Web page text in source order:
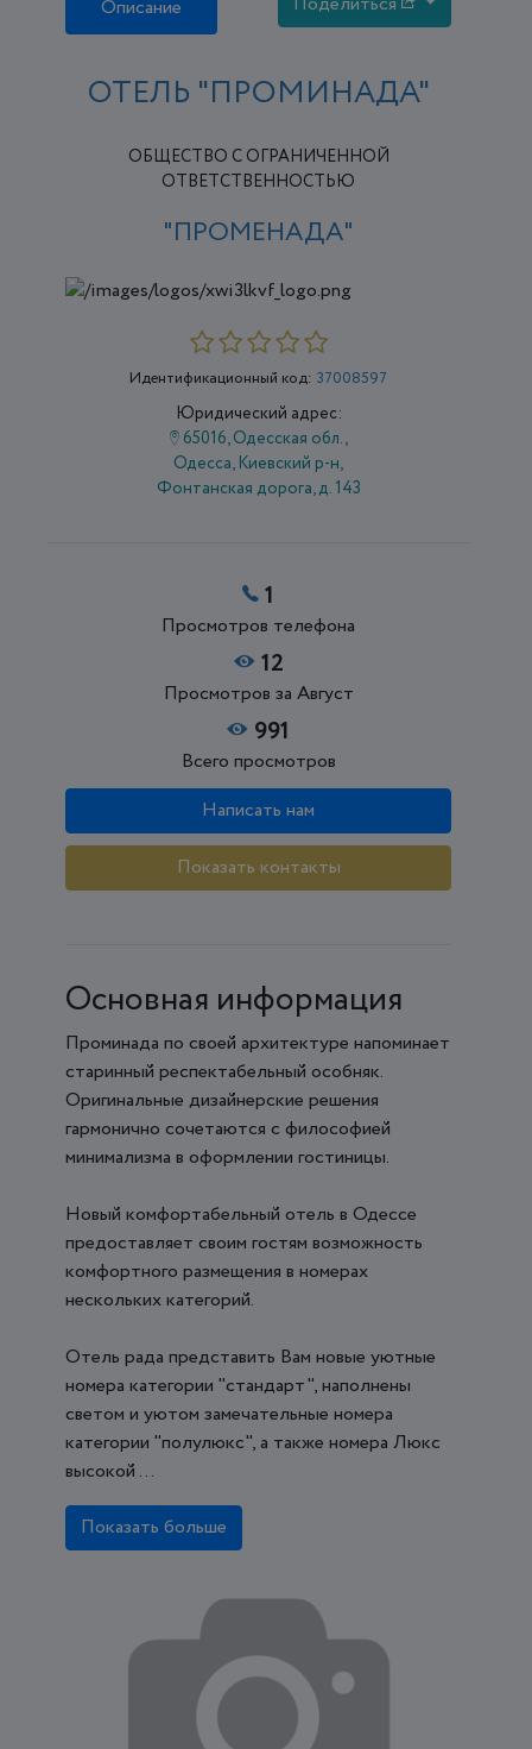
Описание
ОТЕЛЬ "ПРОМИНАДА"
ОБЩЕСТВО С ОГРАНИЧЕННОЙ
ОТВЕТСТВЕННОСТЬЮ
"ПРОМЕНАДА"
Идентификационный код: 37008597
Юридический адрес:
65016, Одесская обл.,
Одесса, Киевский р-н,
Фонтанская дорога, д. 143
1
Просмотров телефона
12
Просмотров за Август
991
Всего просмотров
Написать нам
Показать контакты
Основная информация
Проминада по своей архитектуре напоминает
старинный респектабельный особняк.
Оригинальные дизайнерские решения
гармонично сочетаются с философией
минимализма в оформлении гостиницы.
Новый комфортабельный отель в Одессе
предоставляет своим гостям возможность
комфортного размещения в номерах
нескольких категорий.
Отель рада представить Вам новые уютные
номера категории "стандарт", наполнены
светом и уютом замечательные номера
категории "полулюкс", а также номера Люкс
высокой ...
Показать больше